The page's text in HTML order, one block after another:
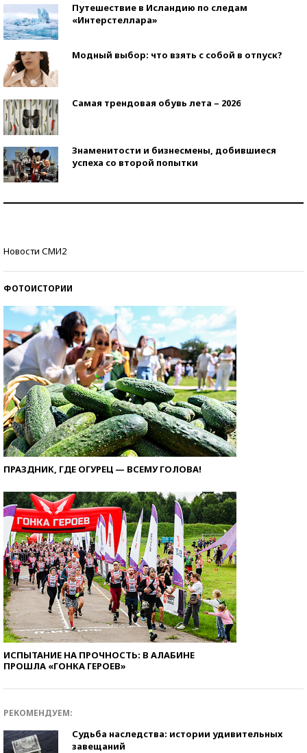
Путешествие в Исландию по следам
«Интерстеллара»
Модный выбор: что взять с собой в отпуск?
Самая трендовая обувь лета – 2026
Знаменитости и бизнесмены, добившиеся
успеха со второй попытки
Новости СМИ2
ФОТОИСТОРИИ
ПРАЗДНИК, ГДЕ ОГУРЕЦ — ВСЕМУ ГОЛОВА!
ИСПЫТАНИЕ НА ПРОЧНОСТЬ: В АЛАБИНЕ
ПРОШЛА «ГОНКА ГЕРОЕВ»
РЕКОМЕНДУЕМ:
Судьба наследства: истории удивительных
завещаний